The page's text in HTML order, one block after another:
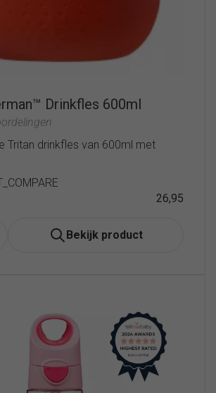
Drinkfles 600ml
Tritan drinkfles van 600ml met
26,95
Bekijk product